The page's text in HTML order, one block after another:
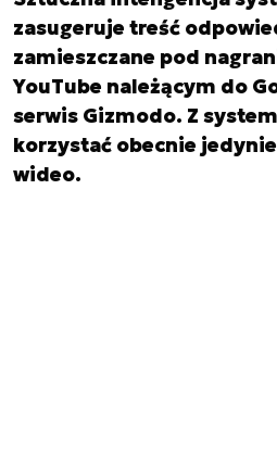
zasugeruje treść
zamieszczane pod
YouTube należącym do
serwis Gizmodo. Z
korzystać obecnie
wideo.